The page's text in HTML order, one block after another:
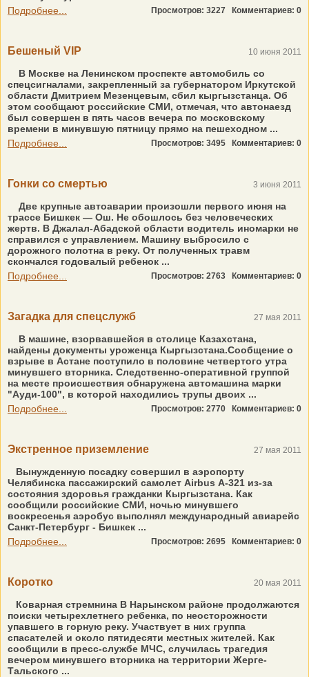
Подробнее...
Просмотров: 3227 Комментариев: 0
Бешеный VIP 10 июня 2011
В Москве на Ленинском проспекте автомобиль со
спецсигналами, закрепленный за губернатором Иркутской
области Дмитрием Мезенцевым, сбил кыргызстанца. Об
этом сообщают российские СМИ, отмечая, что автонаезд
был совершен в пять часов вечера по московскому
времени в минувшую пятницу прямо на пешеходном ...
Подробнее...
Просмотров: 3495 Комментариев: 0
Гонки со смертью 3 июня 2011
Две крупные автоаварии произошли первого июня на
трассе Бишкек — Ош. Не обошлось без человеческих
жертв. В Джалал-Абадской области водитель иномарки не
справился с управлением. Машину выбросило с
дорожного полотна в реку. От полученных травм
скончался годовалый ребенок ...
Подробнее...
Просмотров: 2763 Комментариев: 0
Загадка для спецслужб 27 мая 2011
В машине, взорвавшейся в столице Казахстана,
найдены документы уроженца Кыргызстана.Сообщение о
взрыве в Астане поступило в половине четвертого утра
минувшего вторника. Следственно-оперативной группой
на месте происшествия обнаружена автомашина марки
"Ауди-100", в которой находились трупы двоих ...
Подробнее...
Просмотров: 2770 Комментариев: 0
Экстренное приземление 27 мая 2011
Вынужденную посадку совершил в аэропорту
Челябинска пассажирский самолет Airbus А-321 из-за
состояния здоровья гражданки Кыргызстана. Как
сообщили российские СМИ, ночью минувшего
воскресенья аэробус выполнял международный авиарейс
Санкт-Петербург - Бишкек ...
Подробнее...
Просмотров: 2695 Комментариев: 0
Коротко 20 мая 2011
Коварная стремнина В Нарынском районе продолжаются
поиски четырехлетнего ребенка, по неосторожности
упавшего в горную реку. Участвует в них группа
спасателей и около пятидесяти местных жителей. Как
сообщили в пресс-службе МЧС, случилась трагедия
вечером минувшего вторника на территории Жерге-
Тальского ...